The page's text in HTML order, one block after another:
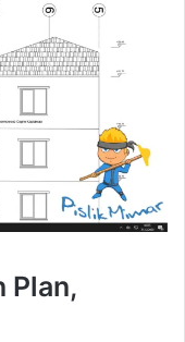
Plan,